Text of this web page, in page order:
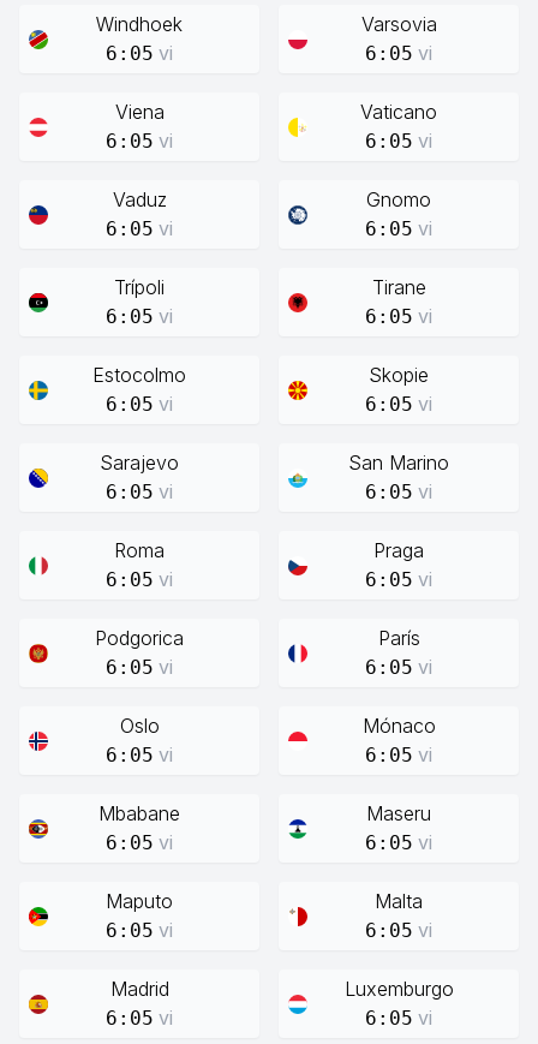
Windhoek
6:05 vi
Varsovia
6:05 vi
Viena
6:05 vi
Vaticano
6:05 vi
Vaduz
6:05 vi
Gnomo
6:05 vi
Trípoli
6:05 vi
Tirane
6:05 vi
Estocolmo
6:05 vi
Skopie
6:05 vi
Sarajevo
6:05 vi
San Marino
6:05 vi
Roma
6:05 vi
Praga
6:05 vi
Podgorica
6:05 vi
París
6:05 vi
Oslo
6:05 vi
Mónaco
6:05 vi
Mbabane
6:05 vi
Maseru
6:05 vi
Maputo
6:05 vi
Malta
6:05 vi
Madrid
6:05 vi
Luxemburgo
6:05 vi